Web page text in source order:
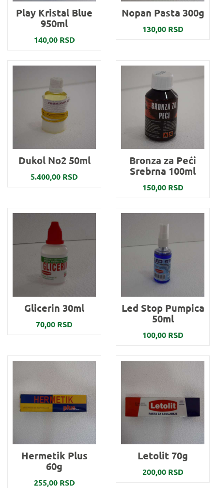
Play Kristal Blue
950ml
140,00 RSD
Nopan Pasta 300g
130,00 RSD
Dukol No2 50ml
5.400,00 RSD
Bronza za Peći
Srebrna 100ml
150,00 RSD
Glicerin 30ml
70,00 RSD
Led Stop Pumpica
50ml
100,00 RSD
Hermetik Plus
60g
255,00 RSD
Letolit 70g
200,00 RSD